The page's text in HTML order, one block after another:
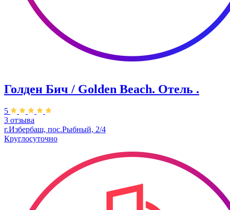
Голден Бич / Golden Beach. Отель .
5
3 отзыва
г.Избербаш, пос.Рыбный, 2/4
Круглосуточно